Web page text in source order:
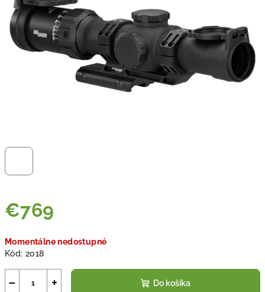
€769
cena:
Momentálne nedostupné
Kód: 2018
+
− Do košíka